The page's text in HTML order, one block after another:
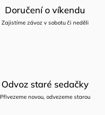
Doručení o víkendu
Zajistíme závoz v sobotu či neděli
Odvoz staré sedačky
Přivezeme novou, odvezeme starou